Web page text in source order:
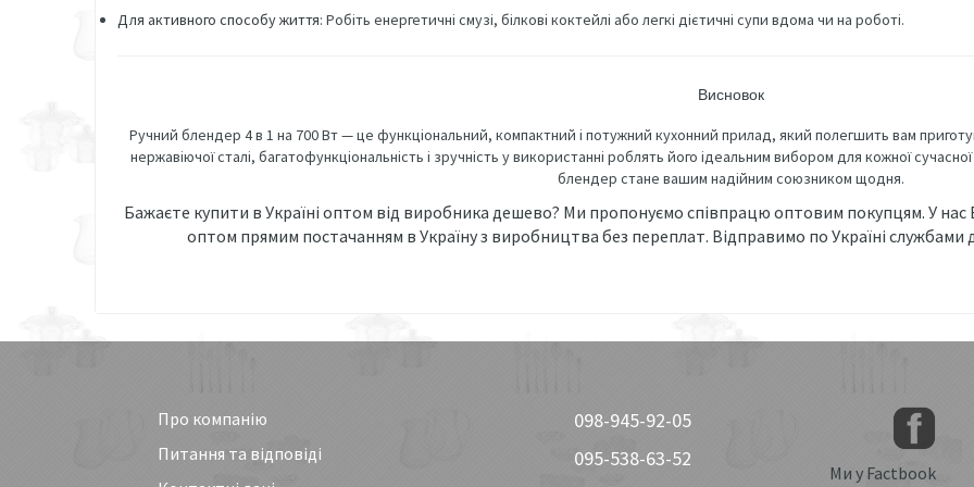
Для активного способу життя: Робіть енергетичні смузі, білкові коктейлі або легкі дієтичні супи вдома чи на роботі.
Висновок
Ручний блендер 4 в 1 на 700 Вт — це функціональний, компактний і потужний кухонний прилад, який полегшить вам
нержавіючої сталі, багатофункціональність і зручність у використанні роблять його ідеальним вибором для кожної
блендер стане вашим надійним союзником щодня.
Бажаєте купити в Україні оптом від виробника дешево? Ми пропонуємо співпрацю оптовим покупцям. У
оптом прямим постачанням в Україну з виробництва без переплат. Відправимо по Україні службами
Про компанію
Питання та відповіді
098-945-92-05
095-538-63-52
Ми у Factbook